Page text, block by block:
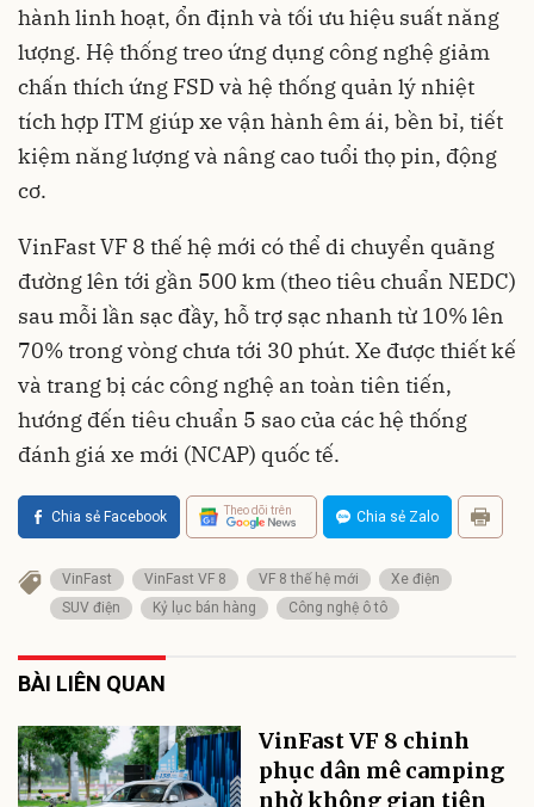
hành linh hoạt, ổn định và tối ưu hiệu suất năng
lượng. Hệ thống treo ứng dụng công nghệ giảm
chấn thích ứng FSD và hệ thống quản lý nhiệt
tích hợp ITM giúp xe vận hành êm ái, bền bỉ, tiết
kiệm năng lượng và nâng cao tuổi thọ pin, động
cơ.
VinFast VF 8 thế hệ mới có thể di chuyển quãng
đường lên tới gần 500 km (theo tiêu chuẩn NEDC)
sau mỗi lần sạc đầy, hỗ trợ sạc nhanh từ 10% lên
70% trong vòng chưa tới 30 phút. Xe được thiết kế
và trang bị các công nghệ an toàn tiên tiến,
hướng đến tiêu chuẩn 5 sao của các hệ thống
đánh giá xe mới (NCAP) quốc tế.
Chia sẻ Facebook Theo dõi trên Chia sẻ Zalo
VinFast VinFast VF 8 VF 8 thế hệ mới
Xe điện
SUV điện
Kỷ lục bán hàng Công nghệ ô tô
BÀI LIÊN QUAN
VinFast VF 8 chinh
phục dân mê camping
nhờ không gian tiện